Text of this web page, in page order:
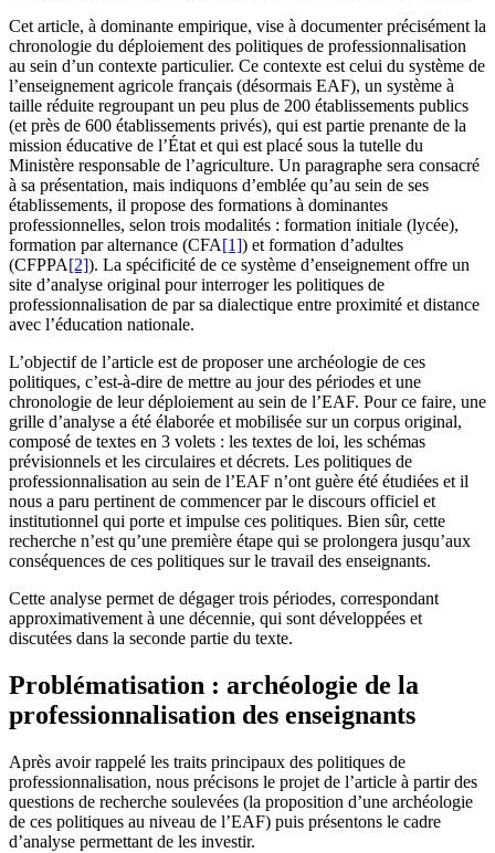
Cet article, à dominante empirique, vise à documenter précisément la
chronologie du déploiement des politiques de professionnalisation
au sein d’un contexte particulier. Ce contexte est celui du système de
l’enseignement agricole français (désormais EAF), un système à
taille réduite regroupant un peu plus de 200 établissements publics
(et près de 600 établissements privés), qui est partie prenante de la
mission éducative de l’État et qui est placé sous la tutelle du
Ministère responsable de l’agriculture. Un paragraphe sera consacré
à sa présentation, mais indiquons d’emblée qu’au sein de ses
établissements, il propose des formations à dominantes
professionnelles, selon trois modalités : formation initiale (lycée),
formation par alternance (CFA[1]) et formation d’adultes
(CFPPA[2]). La spécificité de ce système d’enseignement offre un
site d’analyse original pour interroger les politiques de
professionnalisation de par sa dialectique entre proximité et distance
avec l’éducation nationale.
L’objectif de l’article est de proposer une archéologie de ces
politiques, c’est-à-dire de mettre au jour des périodes et une
chronologie de leur déploiement au sein de l’EAF. Pour ce faire, une
grille d’analyse a été élaborée et mobilisée sur un corpus original,
composé de textes en 3 volets : les textes de loi, les schémas
prévisionnels et les circulaires et décrets. Les politiques de
professionnalisation au sein de l’EAF n’ont guère été étudiées et il
nous a paru pertinent de commencer par le discours officiel et
institutionnel qui porte et impulse ces politiques. Bien sûr, cette
recherche n’est qu’une première étape qui se prolongera jusqu’aux
conséquences de ces politiques sur le travail des enseignants.
Cette analyse permet de dégager trois périodes, correspondant
approximativement à une décennie, qui sont développées et
discutées dans la seconde partie du texte.
Problématisation : archéologie de la
professionnalisation des enseignants
Après avoir rappelé les traits principaux des politiques de
professionnalisation, nous précisons le projet de l’article à partir des
questions de recherche soulevées (la proposition d’une archéologie
de ces politiques au niveau de l’EAF) puis présentons le cadre
d’analyse permettant de les investir.